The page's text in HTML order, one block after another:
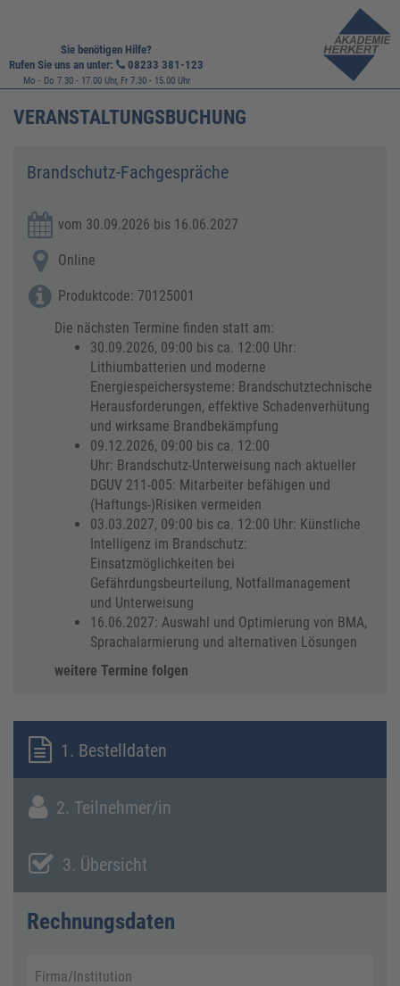
Sie benötigen Hilfe?
Rufen Sie uns an unter:
08233 381-123
Mo - Do 7.30 - 17.00 Uhr, Fr 7.30 - 15.00 Uhr
VERANSTALTUNGSBUCHUNG
Brandschutz-Fachgespräche
vom 30.09.2026 bis 16.06.2027
Online
Produktcode: 70125001
Die nächsten Termine finden statt am:
30.09.2026, 09:00 bis ca. 12:00 Uhr:
Lithiumbatterien und moderne
Energiespeichersysteme: Brandschutztechnische
Herausforderungen, effektive Schadenverhütung
und wirksame Brandbekämpfung
09.12.2026, 09:00 bis ca. 12:00
Uhr: Brandschutz-Unterweisung nach aktueller
DGUV 211-005: Mitarbeiter befähigen und
(Haftungs-)Risiken vermeiden
03.03.2027, 09:00 bis ca. 12:00 Uhr: Künstliche
Intelligenz im Brandschutz:
Einsatzmöglichkeiten bei
Gefährdungsbeurteilung, Notfallmanagement
und Unterweisung
16.06.2027: Auswahl und Optimierung von BMA,
Sprachalarmierung und alternativen Lösungen
weitere Termine folgen
1. Bestelldaten
2. Teilnehmer/in
3. Übersicht
Rechnungsdaten
Firma/Institution